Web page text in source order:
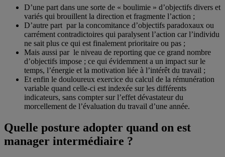
D’une part dans une sorte de « boulimie » d’objectifs divers et
variés qui brouillent la direction et fragmente l’action ;
D’autre part par la concomitance d’objectifs paradoxaux ou
carrément contradictoires qui paralysent l’action car l’individu
ne sait plus ce qui est finalement prioritaire ou pas ;
Mais aussi par le niveau de reporting que ce grand nombre
d’objectifs impose ; ce qui évidemment a un impact sur le
temps, l’énergie et la motivation liée à l’intérêt du travail ;
Et enfin le douloureux exercice du calcul de la rémunération
variable quand celle-ci est indexée sur les différents
indicateurs, sans compter sur l’effet dévastateur du
morcellement de l’évaluation du travail d’une année.
Quelle posture adopter quand on est
manager intermédiaire ?